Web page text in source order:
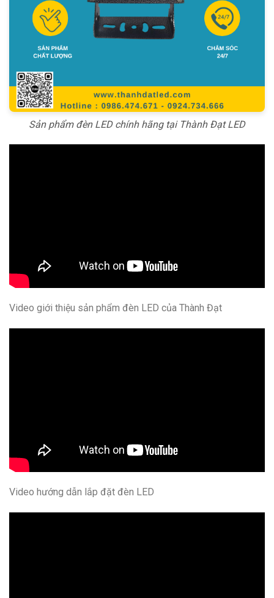
Sản phẩm đèn LED chính hãng tại Thành Đạt LED
Video giới thiệu sản phẩm đèn LED của Thành Đạt
Video hướng dẫn lắp đặt đèn LED